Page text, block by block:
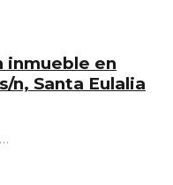
inmueble en
n, Santa Eulalia